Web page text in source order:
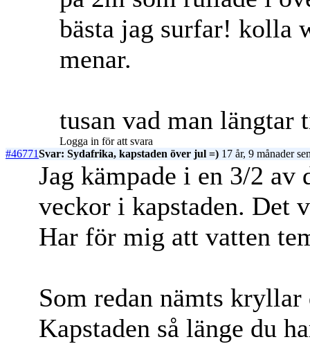
bästa jag surfar! kolla
menar.
tusan vad man
Logga in för att svara
#46771Svar: Sydafrika, kapstaden över jul =) 17 år, 9 månader
Jag kämpade i en 3/2
veckor i kapstaden. Det
Har för mig att vatten
Som redan nämts
Kapstaden så länge du